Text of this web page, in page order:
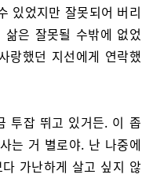
있었지만 잘못되어 버리
은 잘못될 수밖에 없었
랑했던 지선에게 연락했
투잡 뛰고 있거든. 이 좁
는 거 별로야. 난 나중에
가난하게 살고 싶지 않